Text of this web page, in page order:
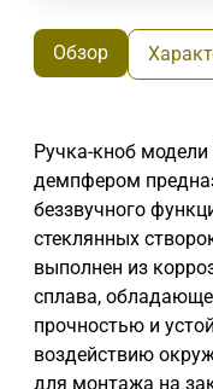
Обзор
Ручка-кноб
демпфером
беззвучного
стеклянных
выполнен из
сплава,
прочностью и
воздействию
для монтажа на